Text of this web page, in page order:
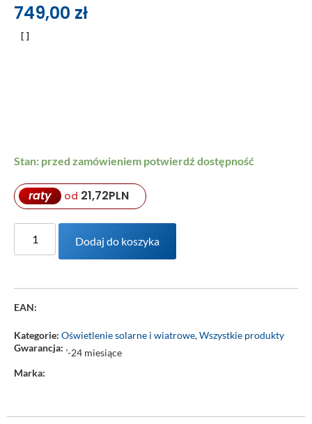
749,00 zł
Stan: przed zamówieniem potwierdź dostępność
raty od 21,72PLN
Dodaj do koszyka
EAN:
Kategorie: Oświetlenie solarne i wiatrowe,Wszystkie produkty
Gwarancja: ‘-24 miesiące
Marka: